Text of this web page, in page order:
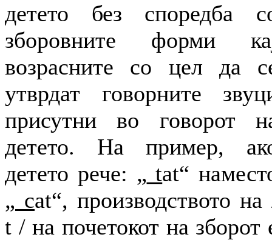
детето без споредба
зборовните форми
возрасните со цел да
утврдат говорните
присутни во говорот
детето. На пример,
детето рече: „ tat“
„ cat“, производството на
t / на почетокот на зборот